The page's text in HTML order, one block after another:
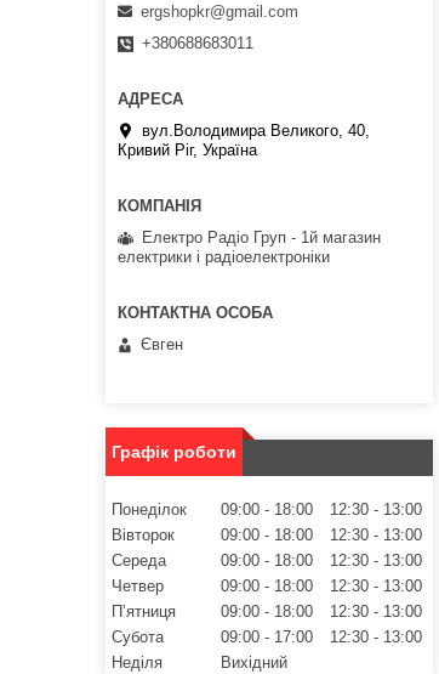
ergshopkr@gmail.com
+380688683011
вул.Володимира Великого, 40,
Кривий Ріг, Україна
Електро Радіо Груп - 1й магазин
електрики і радіоелектроніки
Євген
Графік роботи
Понеділок 09:00 18:00 12:30
13:00
Вівторок
09:00 18:00 12:30
13:00
Середа
09:00 18:00 12:30
13:00
Четвер
09:00 18:00 12:30
13:00
Пʼятниця
09:00 18:00 12:30
13:00
Субота
09:00 17:00 12:30
13:00
Неділя
Вихідний